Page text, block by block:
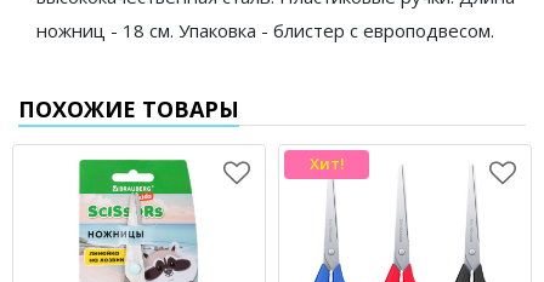
ножниц - 18 см. Упаковка - блистер с европодвесом.
ПОХОЖИЕ ТОВАРЫ
Хит!